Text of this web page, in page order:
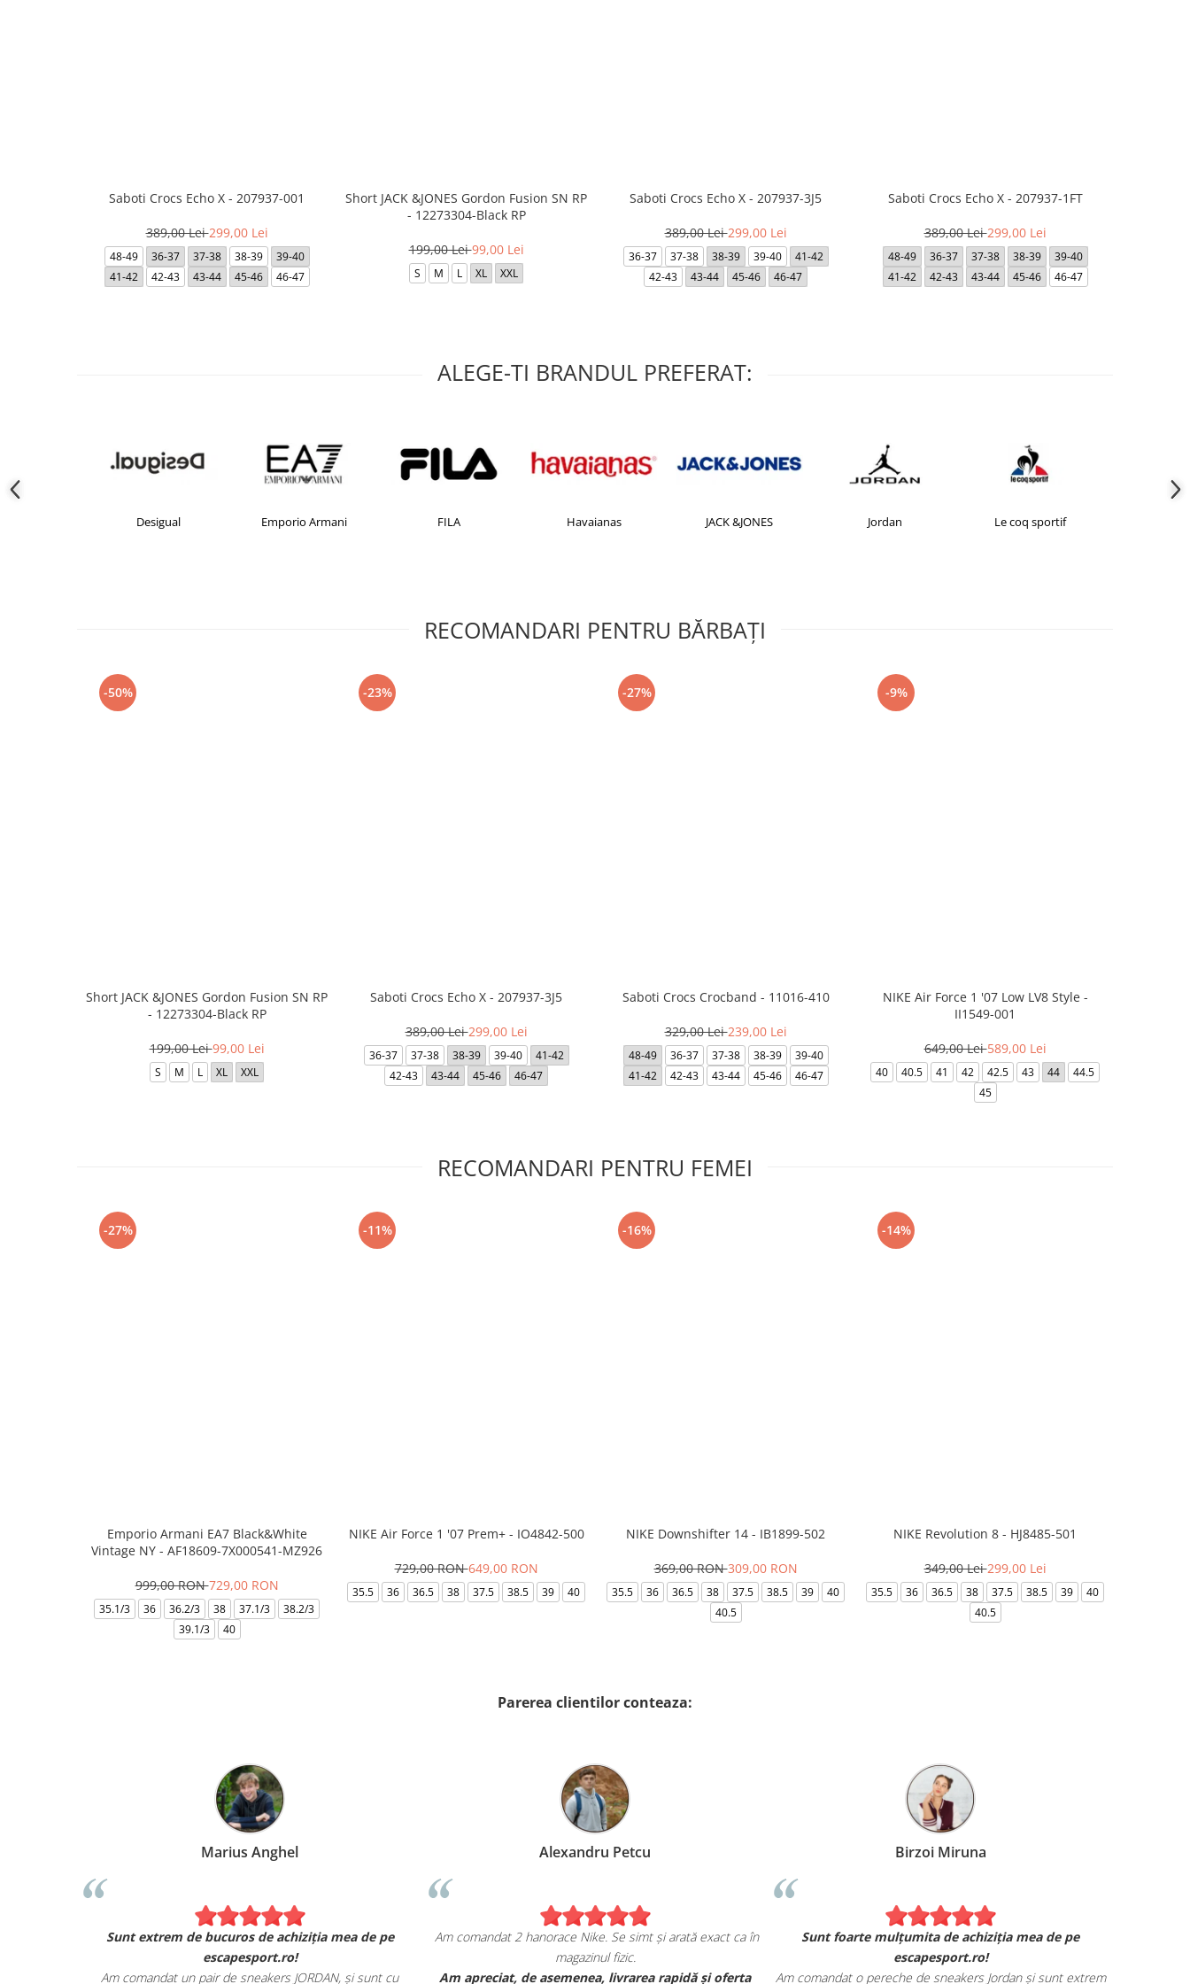
Saboti Crocs Echo X - 207937-001
389,00 Lei299,00 Lei
48-49 36-37 37-38 38-39
39-40
41-42
42-43 43-44 45-46 46-47
Short JACK &JONES Gordon Fusion SN RP
- 12273304-Black RP
199,00 Lei99,00 Lei
S M L XL XXL
Saboti Crocs Echo X - 207937-3J5
389,00 Lei299,00 Lei
36-37 37-38 38-39 39-40
41-42
42-43
43-44 45-46 46-47
Saboti Crocs Echo X - 207937-1FT
389,00 Lei299,00 Lei
48-49 36-37 37-38 38-39
39-40
41-42
42-43 43-44 45-46 46-47
ALEGE-TI BRANDUL PREFERAT:
Desigual Emporio Armani FILA Havaianas JACK &JONES Jordan Le coq sportif
RECOMANDARI PENTRU BĂRBAŢI
-50%
Short JACK &JONES Gordon Fusion SN RP
- 12273304-Black RP
199,00 Lei99,00 Lei
S M L XL XXL
-23%
Saboti Crocs Echo X - 207937-3J5
389,00 Lei299,00 Lei
36-37 37-38 38-39 39-40
41-42
42-43
43-44 45-46 46-47
-27%
Saboti Crocs Crocband - 11016-410
329,00 Lei239,00 Lei
48-49 36-37 37-38 38-39
39-40
41-42
42-43 43-44 45-46 46-47
-9%
NIKE Air Force 1 '07 Low LV8 Style -
II1549-001
649,00 Lei589,00 Lei
40 40.5 41 42 42.5 43 44
44.5
45
RECOMANDARI PENTRU FEMEI
-27%
Emporio Armani EA7 Black&White
Vintage NY - AF18609-7X000541-MZ926
999,00 RON729,00 RON
35.1/3 36 36.2/3 38 37.1/3
38.2/3
39.1/3
40
-11%
NIKE Air Force 1 '07 Prem+ - IO4842-500
729,00 RON649,00 RON
35.5 36 36.5 38 37.5 38.5 39 40
-16%
NIKE Downshifter 14 - IB1899-502
369,00 RON309,00 RON
35.5 36 36.5 38 37.5 38.5 39
40
40.5
-14%
NIKE Revolution 8 - HJ8485-501
349,00 Lei299,00 Lei
35.5 36 36.5 38 37.5 38.5 39
40
40.5
Parerea clientilor conteaza:
Marius Anghel
Sunt extrem de bucuros de achiziția mea de pe
escapesport.ro!
Am comandat un pair de sneakers JORDAN, și sunt cu
Alexandru Petcu
Am comandat 2 hanorace Nike. Se simt și arată exact ca în
magazinul fizic.
Am apreciat, de asemenea, livrarea rapidă și oferta
Birzoi Miruna
Sunt foarte mulțumita de achiziția mea de pe
escapesport.ro!
Am comandat o pereche de sneakers Jordan și sunt extrem